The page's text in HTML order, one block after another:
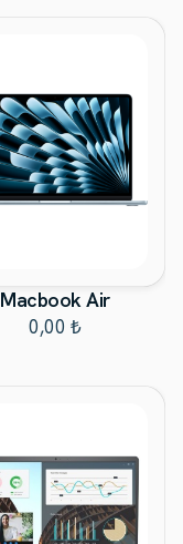
Macbook Air
0,00 ₺